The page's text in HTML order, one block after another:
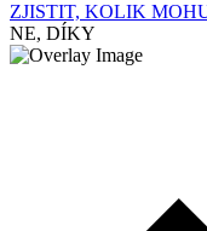
ZJISTIT, KOLIK
NE, DÍKY